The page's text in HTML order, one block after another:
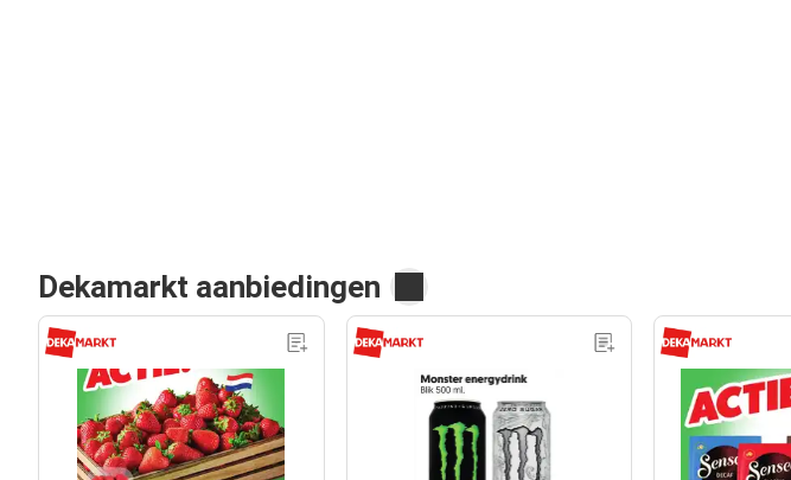
Dekamarkt aanbiedingen